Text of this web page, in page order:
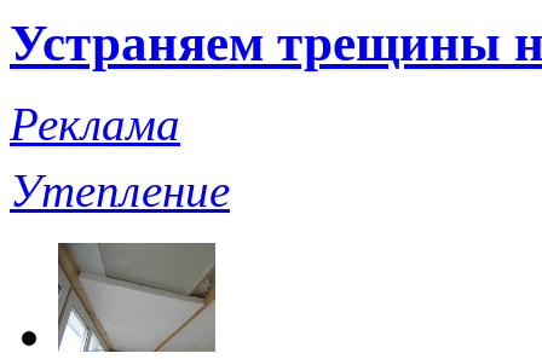
Устраняем трещины
Реклама
Утепление